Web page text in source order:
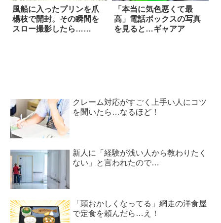
風船に入ったプリンを爪
楊枝で開封。その瞬間を
スロー撮影したら…
「本当に気色悪くて最
高」電話ボックスの写真
を見ると…ギャアア
クレーム対応がすごく上手い人にコツ
を聞いたら…なるほど！
新人に「経験が浅い人から教わりたく
ない」と言われたので…
「頭おかしくなってる」網走の洋食屋
で定食を頼んだら…え！